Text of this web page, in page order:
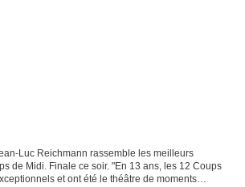
Luc Reichmann rassemble les meilleurs
de Midi. Finale ce soir. "En 13 ans, les 12 Coups
et ont été le théâtre de moments